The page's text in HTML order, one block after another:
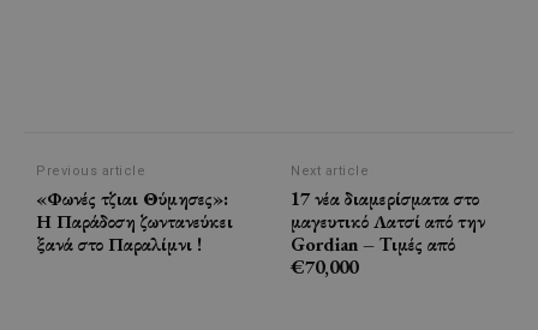
Previous article
«Φωνές τζιαι Θύμησες»:
Η Παράδοση ζωντανεύκει
ξανά στο Παραλίμνι !
Next article
17 νέα διαμερίσματα στο
μαγευτικό Λατσί από την
Gordian – Tιμές από
€70,000